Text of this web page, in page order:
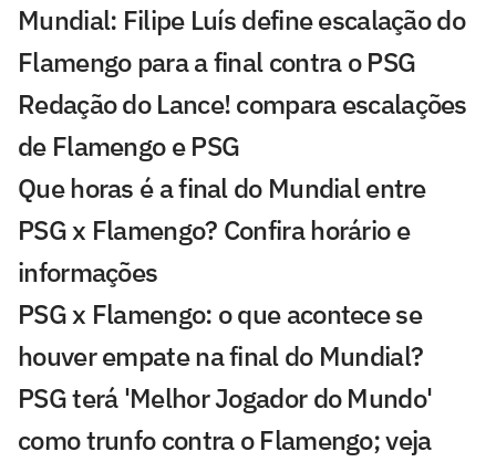
Mundial: Filipe Luís define escalação do
Flamengo para a final contra o PSG
Redação do Lance! compara escalações
de Flamengo e PSG
Que horas é a final do Mundial entre
PSG x Flamengo? Confira horário e
informações
PSG x Flamengo: o que acontece se
houver empate na final do Mundial?
PSG terá 'Melhor Jogador do Mundo'
como trunfo contra o Flamengo; veja